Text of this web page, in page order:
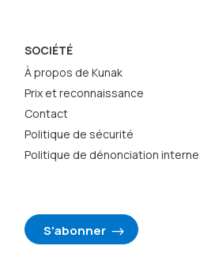
SOCIÉTÉ
À propos de Kunak
Prix et reconnaissance
Contact
Politique de sécurité
Politique de dénonciation interne
S'abonner